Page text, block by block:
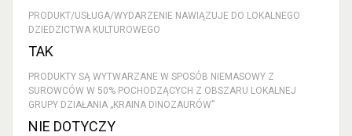
PRODUKT/USŁUGA/WYDARZENIE NAWIĄZUJE DO LOKALNEGO
DZIEDZICTWA KULTUROWEGO
TAK
PRODUKTY SĄ WYTWARZANE W SPOSÓB NIEMASOWY Z
SUROWCÓW W 50% POCHODZĄCYCH Z OBSZARU LOKALNEJ
GRUPY DZIAŁANIA „KRAINA DINOZAURÓW”
NIE DOTYCZY